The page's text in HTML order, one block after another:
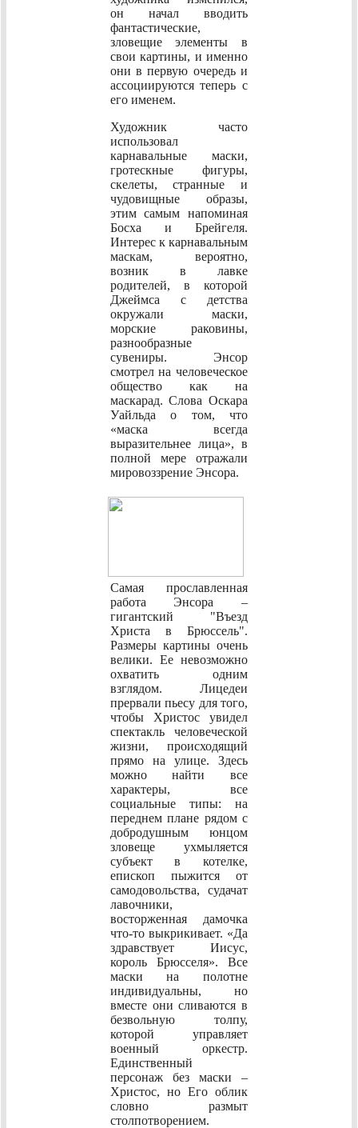
он начал вводить
фантастические,
зловещие элементы в
свои картины, и именно
они в первую очередь и
ассоциируются теперь с
его именем.
Художник часто
использовал
карнавальные маски,
гротескные фигуры,
скелеты, странные и
чудовищные образы,
этим самым напоминая
Босха и Брейгеля.
Интерес к карнавальным
маскам, вероятно,
возник в лавке
родителей, в которой
Джеймса с детства
окружали маски,
морские раковины,
разнообразные
сувениры. Энсор
смотрел на человеческое
общество как на
маскарад. Слова Оскара
Уайльда о том, что
«маска всегда
выразительнее лица», в
полной мере отражали
мировоззрение Энсора.
Самая прославленная
работа Энсора –
гигантский "Въезд
Христа в Брюссель".
Размеры картины очень
велики. Ее невозможно
охватить одним
взглядом. Лицедеи
прервали пьесу для того,
чтобы Христос увидел
спектакль человеческой
жизни, происходящий
прямо на улице. Здесь
можно найти все
характеры, все
социальные типы: на
переднем плане рядом с
добродушным юнцом
зловеще ухмыляется
субъект в котелке,
епископ пыжится от
самодовольства, судачат
лавочники,
восторженная дамочка
что-то выкрикивает. «Да
здравствует Иисус,
король Брюсселя». Все
маски на полотне
индивидуальны, но
вместе они сливаются в
безвольную толпу,
которой управляет
военный оркестр.
Единственный
персонаж без маски –
Христос, но Его облик
словно размыт
столпотворением.